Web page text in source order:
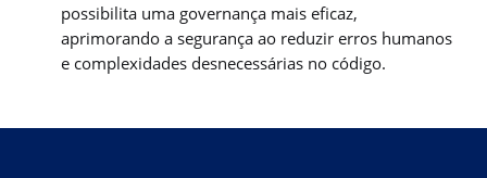
possibilita uma governança mais eficaz,
aprimorando a segurança ao reduzir erros humanos
e complexidades desnecessárias no código.